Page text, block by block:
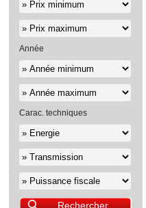
Année
Carac. techniques